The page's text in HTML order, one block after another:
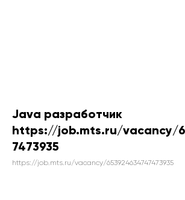
Java разработчик
https://job.mts.ru/vacancy/
7473935
https://job.mts.ru/vacancy/653924634747473935